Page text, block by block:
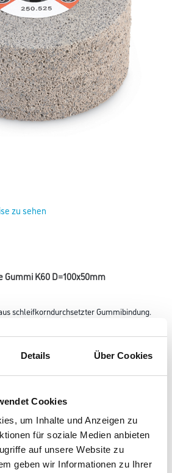
Details Über Cookies
Cookies
um Inhalte und Anzeigen zu
für soziale Medien anbieten
auf unsere Website zu
geben wir Informationen zu Ihrer
zu sehen
Gummi K60 D=100x50mm
schleifkorndurchsetzter Gummibindung.